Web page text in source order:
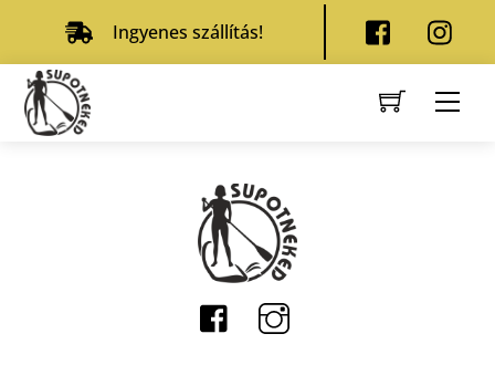
content
Ingyenes szállítás!
Facebook